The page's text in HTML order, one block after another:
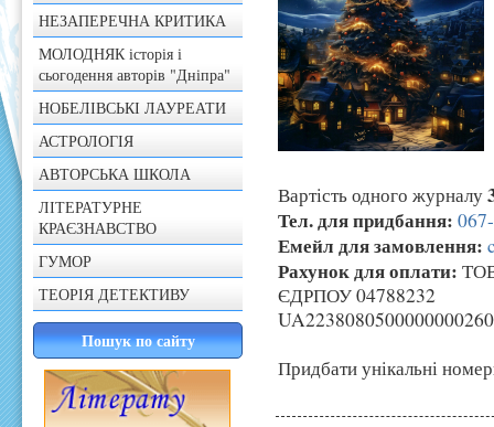
НЕЗАПЕРЕЧНА КРИТИКА
МОЛОДНЯК історія і
сьогодення авторів "Дніпра"
НОБЕЛІВСЬКІ ЛАУРЕАТИ
АСТРОЛОГІЯ
АВТОРСЬКА ШКОЛА
ЛІТЕРАТУРНЕ
КРАЄЗНАВСТВО
ГУМОР
ТЕОРІЯ ДЕТЕКТИВУ
Вартість одного журналу
Тел. для придбання:
Емейл для замовлення:
Рахунок для оплати:
ЄДРПОУ 04788232
Придбати унікальні